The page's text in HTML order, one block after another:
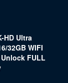
HD Ultra
32GB WIFI
FULL